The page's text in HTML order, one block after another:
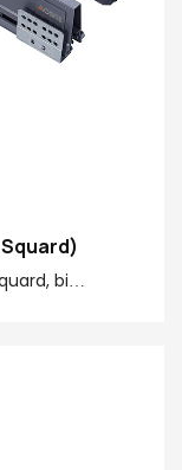
bi
nû vedibêje. Bi
hilanîna